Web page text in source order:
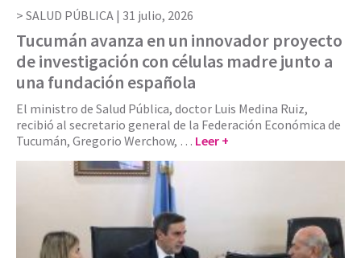
SALUD PÚBLICA | 31 julio, 2026
Tucumán avanza en un innovador proyecto
de investigación con células madre junto a
una fundación española
El ministro de Salud Pública, doctor Luis Medina Ruiz,
recibió al secretario general de la Federación Económica de
Tucumán, Gregorio Werchow, … Leer +